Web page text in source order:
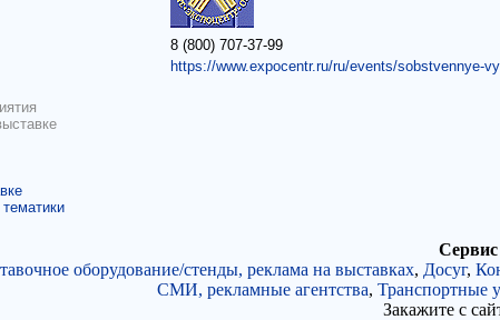
8 (800) 707-37-99
https://www.expocentr.ru/ru/events/sobstvennye-
Сервис
оборудование/стенды, реклама на выставках, Досуг,
СМИ, рекламные агентства, Транспортные
Закажите с